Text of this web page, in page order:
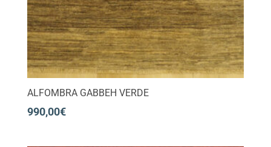
ALFOMBRA GABBEH VERDE
990,00€